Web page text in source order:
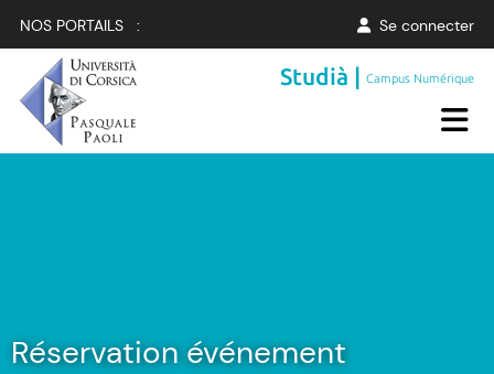
NOS PORTAILS : Se connecter
Studià |Campus Numérique
Réservation événement